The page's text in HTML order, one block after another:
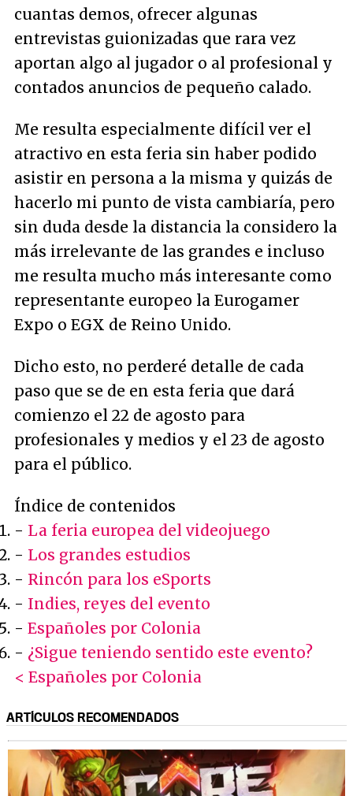
cuantas demos, ofrecer algunas
entrevistas guionizadas que rara vez
aportan algo al jugador o al profesional y
contados anuncios de pequeño calado.
Me resulta especialmente difícil ver el
atractivo en esta feria sin haber podido
asistir en persona a la misma y quizás de
hacerlo mi punto de vista cambiaría, pero
sin duda desde la distancia la considero la
más irrelevante de las grandes e incluso
me resulta mucho más interesante como
representante europeo la Eurogamer
Expo o EGX de Reino Unido.
Dicho esto, no perderé detalle de cada
paso que se de en esta feria que dará
comienzo el 22 de agosto para
profesionales y medios y el 23 de agosto
para el público.
Índice de contenidos
- La feria europea del videojuego
- Los grandes estudios
- Rincón para los eSports
- Indies, reyes del evento
- Españoles por Colonia
- ¿Sigue teniendo sentido este evento?
< Españoles por Colonia
ARTÍCULOS RECOMENDADOS